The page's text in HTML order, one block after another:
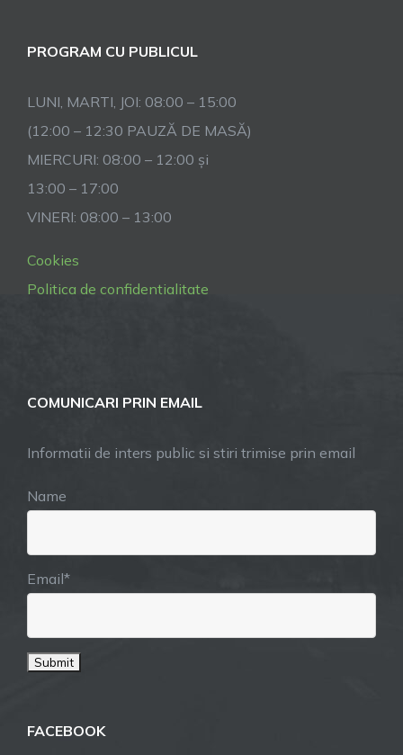
PROGRAM CU PUBLICUL
LUNI, MARTI, JOI: 08:00 – 15:00
(12:00 – 12:30 PAUZĂ DE MASĂ)
MIERCURI: 08:00 – 12:00 și
13:00 – 17:00
VINERI: 08:00 – 13:00
Cookies
Politica de confidentialitate
COMUNICARI PRIN EMAIL
Informatii de inters public si stiri trimise prin email
Name
Email*
FACEBOOK